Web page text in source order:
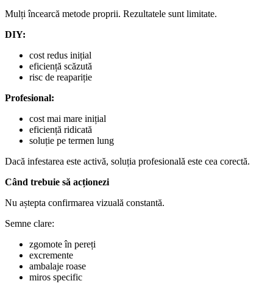
Mulți încearcă metode proprii. Rezultatele sunt limitate.
DIY:
cost redus inițial
eficiență scăzută
risc de reapariție
Profesional:
cost mai mare inițial
eficiență ridicată
soluție pe termen lung
Dacă infestarea este activă, soluția profesională este cea corectă.
Când trebuie să acționezi
Nu aștepta confirmarea vizuală constantă.
Semne clare:
zgomote în pereți
excremente
ambalaje roase
miros specific